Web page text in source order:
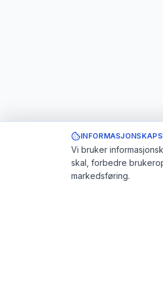
Vi bruker
skal, forbedre
markedsføring.